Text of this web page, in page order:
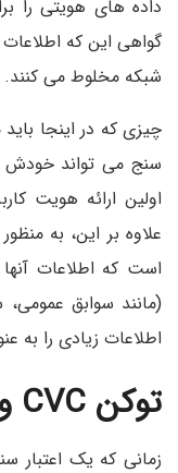
داده های هویتی را
گواهی این که
شبکه مخلوط می کنند.
چیزی که در اینجا
سنج می تواند خودش
اولین ارائه هویت
علاوه بر این، به
است که اطلاعات
(مانند سوابق
اطلاعات زیادی را به
توکن CVC
زمانی که یک اعتبار